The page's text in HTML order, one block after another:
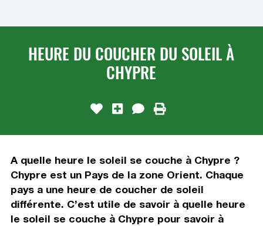
HEURE DU COUCHER DU SOLEIL À
CHYPRE
A quelle heure le soleil se couche à Chypre ?
Chypre est un Pays de la zone Orient. Chaque
pays a une heure de coucher de soleil
différente. C’est utile de savoir à quelle heure
le soleil se couche à Chypre pour savoir à